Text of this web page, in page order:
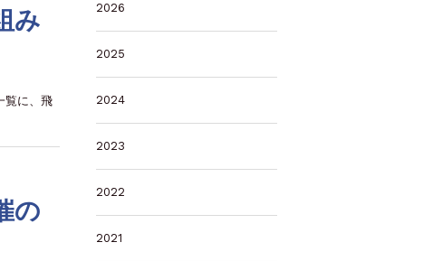
み
覧に、飛
の
2026
2025
2024
2023
2022
2021